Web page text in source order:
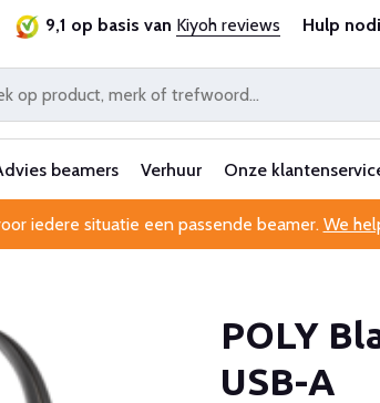
prijsgarantie Al 25 jaar betrouwbaar en
9,1 op basis van Kiyoh reviews Hulp
beamers Verhuur Onze
iedere situatie een passende beamer. We
POLY
USB-A